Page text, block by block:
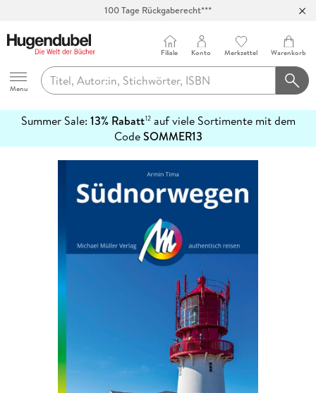
100 Tage Rückgaberecht***
Hugendubel
Menu
Filiale Konto Merkzettel Warenkorb
Summer Sale: 13% Rabatt12auf viele Sortimente mit dem
CodeSOMMER13
erfahren